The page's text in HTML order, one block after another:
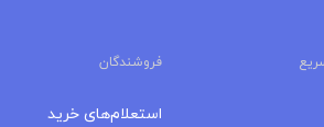
فروشندگان
استعلام‌های خرید